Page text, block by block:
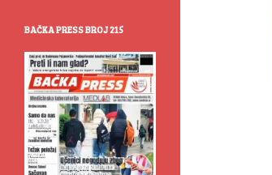
BAČKA PRESS BROJ 215